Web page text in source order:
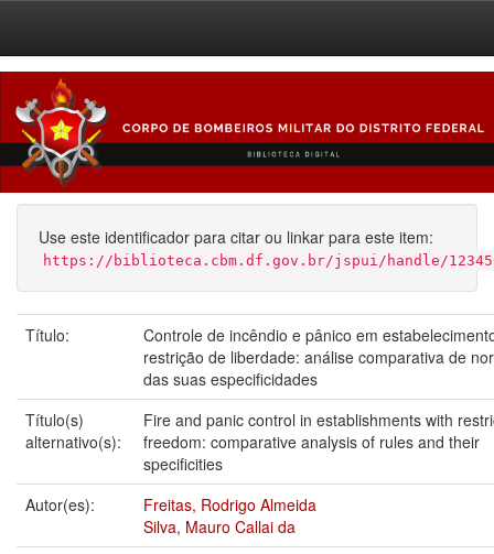
navigation
Use este identificador para citar ou linkar para este item:
https://biblioteca.cbm.df.gov.br/jspui/handle/
Título:
Controle de incêndio e pânico em
restrição de liberdade: análise comparativa de
das suas especificidades
Título(s)
alternativo(s):
Fire and panic control in establishments with
freedom: comparative analysis of rules and their
specificities
Autor(es):
Freitas, Rodrigo Almeida
Silva, Mauro Callai da